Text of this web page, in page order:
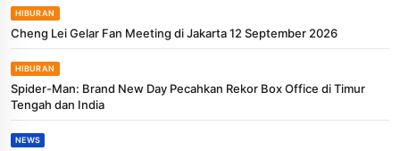
HIBURAN
Cheng Lei Gelar Fan Meeting di Jakarta 12 September 2026
HIBURAN
Spider-Man: Brand New Day Pecahkan Rekor Box Office di Timur
Tengah dan India
NEWS